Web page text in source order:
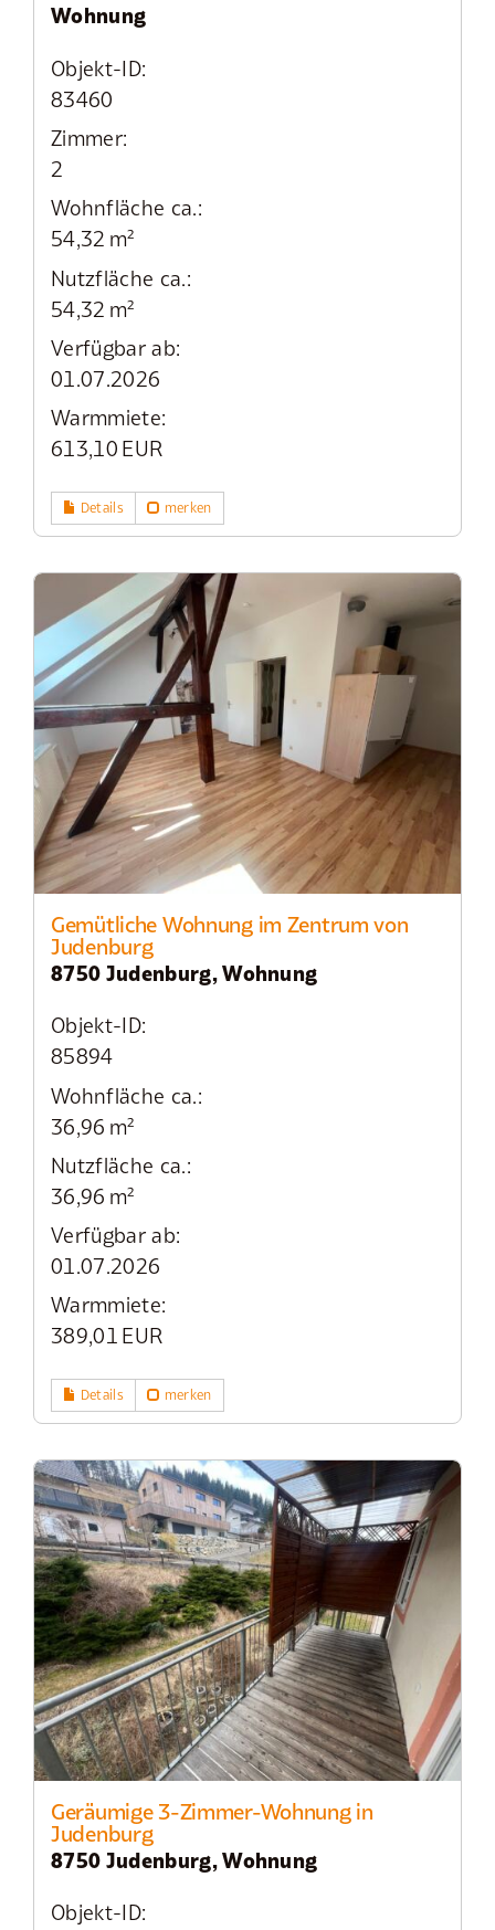
Wohnung
Objekt-ID:
83460
Zimmer:
2
Wohnfläche ca.:
54,32 m²
Nutzfläche ca.:
54,32 m²
Verfügbar ab:
01.07.2026
Warmmiete:
613,10 EUR
Details merken
Gemütliche Wohnung im Zentrum von
Judenburg
8750 Judenburg, Wohnung
Objekt-ID:
85894
Wohnfläche ca.:
36,96 m²
Nutzfläche ca.:
36,96 m²
Verfügbar ab:
01.07.2026
Warmmiete:
389,01 EUR
Details merken
Geräumige 3-Zimmer-Wohnung in
Judenburg
8750 Judenburg, Wohnung
Objekt-ID: